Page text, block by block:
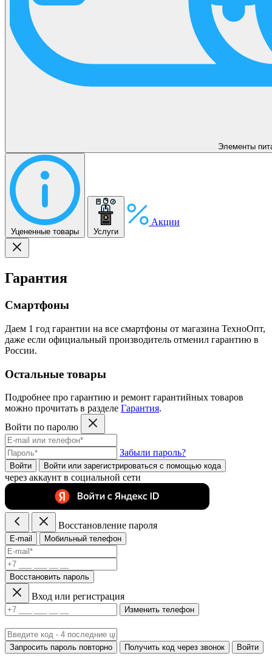
Элементы
Уцененные товары Услуги
Акции
Гарантия
Смартфоны
Даем 1 год гарантии на все смартфоны от магазина ТехноОпт,
даже если официальный производитель отменил гарантию в
России.
Остальные товары
Подробнее про гарантию и ремонт гарантийных товаров
можно прочитать в разделе Гарантия.
Войти по паролю
Забыли пароль?
Войти Войти или зарегистрироватьcя с помощью кода
через аккаунт в социальной сети
Восстановление пароля
E-mail Мобильный телефон
Восстановить пароль
Вход или регистрация
Изменить телефон
Запросить пароль повторно Получить код через звонок Войти